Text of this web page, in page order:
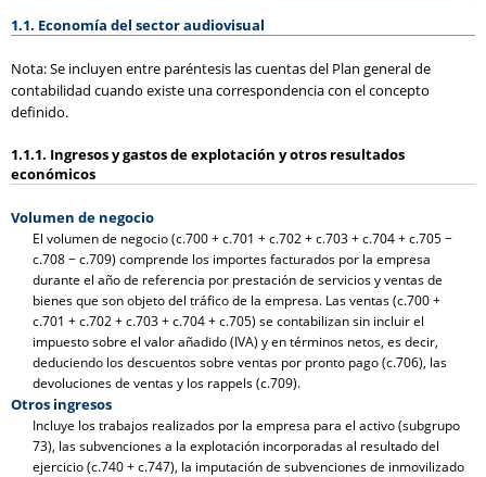
1.1. Economía del sector audiovisual
Nota: Se incluyen entre paréntesis las cuentas del Plan general de
contabilidad cuando existe una correspondencia con el concepto
definido.
1.1.1. Ingresos y gastos de explotación y otros resultados
económicos
Volumen de negocio
El volumen de negocio (c.700 + c.701 + c.702 + c.703 + c.704 + c.705 −
c.708 − c.709) comprende los importes facturados por la empresa
durante el año de referencia por prestación de servicios y ventas de
bienes que son objeto del tráfico de la empresa. Las ventas (c.700 +
c.701 + c.702 + c.703 + c.704 + c.705) se contabilizan sin incluir el
impuesto sobre el valor añadido (IVA) y en términos netos, es decir,
deduciendo los descuentos sobre ventas por pronto pago (c.706), las
devoluciones de ventas y los rappels (c.709).
Otros ingresos
Incluye los trabajos realizados por la empresa para el activo (subgrupo
73), las subvenciones a la explotación incorporadas al resultado del
ejercicio (c.740 + c.747), la imputación de subvenciones de inmovilizado